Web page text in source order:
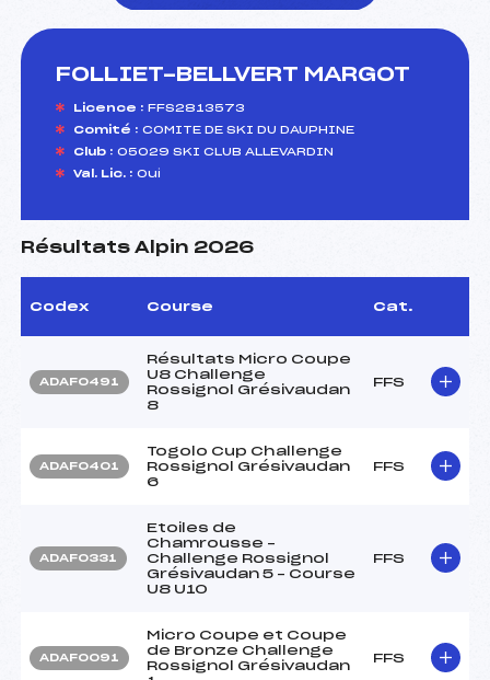
FOLLIET-BELLVERT MARGOT
Licence : FFS2813573
Comité : COMITE DE SKI DU DAUPHINE
Club : 05029 SKI CLUB ALLEVARDIN
Val. Lic. : Oui
Résultats Alpin 2026
Codex Course Cat.
ADAF0491
Résultats Micro Coupe
U8 Challenge
Rossignol Grésivaudan
8
FFS
ADAF0401
Togolo Cup Challenge
Rossignol Grésivaudan
6
FFS
ADAF0331
Etoiles de
Chamrousse –
Challenge Rossignol
Grésivaudan 5 – Course
U8 U10
FFS
ADAF0091
Micro Coupe et Coupe
de Bronze Challenge
Rossignol Grésivaudan
FFS